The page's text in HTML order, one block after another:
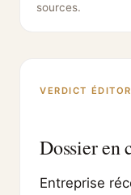
sources.
VERDICT
Dossier en
Entreprise